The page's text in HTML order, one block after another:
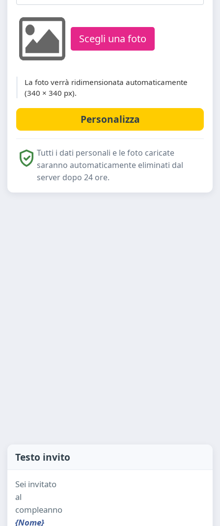
Scegli una foto
La foto verrà ridimensionata automaticamente
(340 × 340 px).
Tutti i dati personali e le foto caricate
saranno automaticamente eliminati dal
server dopo 24 ore.
Testo invito
Sei invitato
al
compleanno
{Nome}